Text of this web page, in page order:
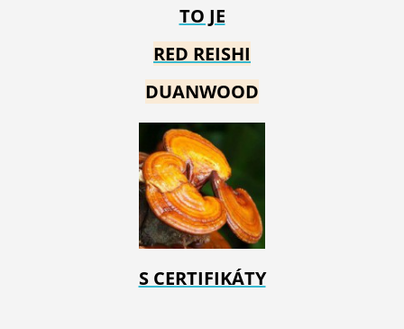
TO JE
RED REISHI
DUANWOOD
S CERTIFIKÁTY